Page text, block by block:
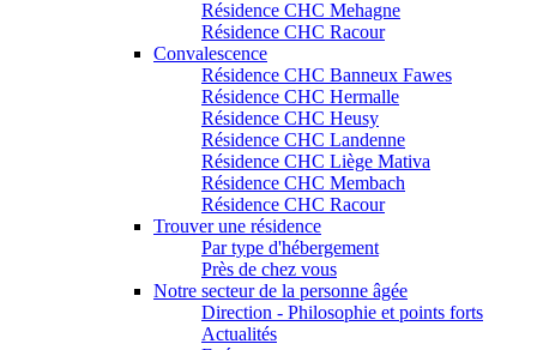
Résidence CHC Mehagne
Résidence CHC Racour
Convalescence
Résidence CHC Banneux Fawes
Résidence CHC Hermalle
Résidence CHC Heusy
Résidence CHC Landenne
Résidence CHC Liège Mativa
Résidence CHC Membach
Résidence CHC Racour
Trouver une résidence
Par type d'hébergement
Près de chez vous
Notre secteur de la personne âgée
Direction - Philosophie et points forts
Actualités